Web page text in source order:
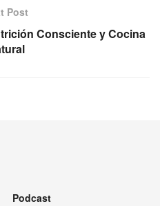
Post
Consciente y Cocina
Podcast